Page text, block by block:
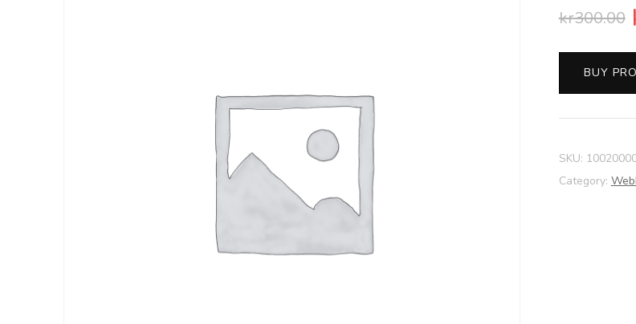
kr300.00
BUY
SKU:
Category: